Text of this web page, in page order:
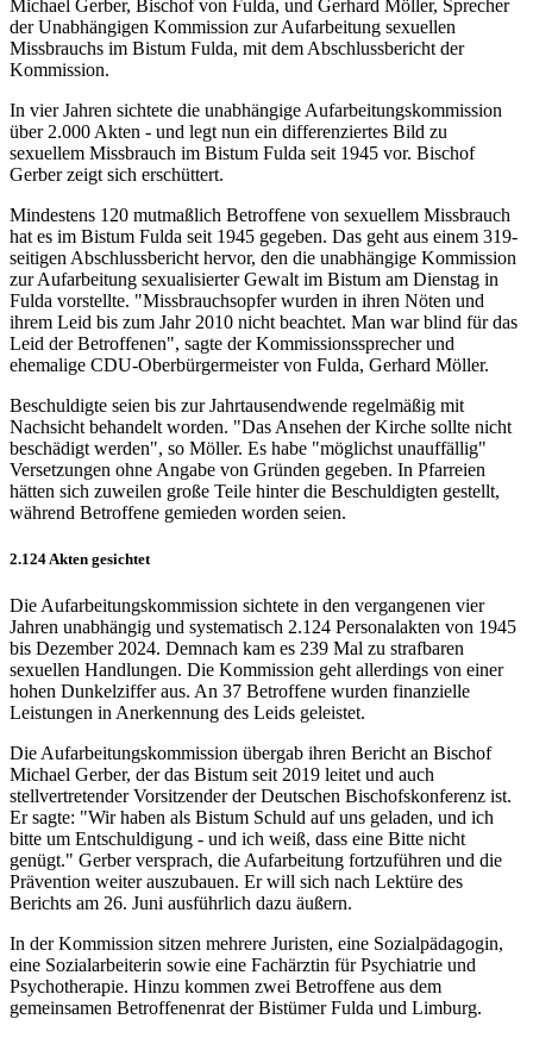
Michael Gerber, Bischof von Fulda, und Gerhard Möller, Sprecher
der Unabhängigen Kommission zur Aufarbeitung sexuellen
Missbrauchs im Bistum Fulda, mit dem Abschlussbericht der
Kommission.
In vier Jahren sichtete die unabhängige Aufarbeitungskommission
über 2.000 Akten - und legt nun ein differenziertes Bild zu
sexuellem Missbrauch im Bistum Fulda seit 1945 vor. Bischof
Gerber zeigt sich erschüttert.
Mindestens 120 mutmaßlich Betroffene von sexuellem Missbrauch
hat es im Bistum Fulda seit 1945 gegeben. Das geht aus einem 319-
seitigen Abschlussbericht hervor, den die unabhängige Kommission
zur Aufarbeitung sexualisierter Gewalt im Bistum am Dienstag in
Fulda vorstellte. "Missbrauchsopfer wurden in ihren Nöten und
ihrem Leid bis zum Jahr 2010 nicht beachtet. Man war blind für das
Leid der Betroffenen", sagte der Kommissionssprecher und
ehemalige CDU-Oberbürgermeister von Fulda, Gerhard Möller.
Beschuldigte seien bis zur Jahrtausendwende regelmäßig mit
Nachsicht behandelt worden. "Das Ansehen der Kirche sollte nicht
beschädigt werden", so Möller. Es habe "möglichst unauffällig"
Versetzungen ohne Angabe von Gründen gegeben. In Pfarreien
hätten sich zuweilen große Teile hinter die Beschuldigten gestellt,
während Betroffene gemieden worden seien.
2.124 Akten gesichtet
Die Aufarbeitungskommission sichtete in den vergangenen vier
Jahren unabhängig und systematisch 2.124 Personalakten von 1945
bis Dezember 2024. Demnach kam es 239 Mal zu strafbaren
sexuellen Handlungen. Die Kommission geht allerdings von einer
hohen Dunkelziffer aus. An 37 Betroffene wurden finanzielle
Leistungen in Anerkennung des Leids geleistet.
Die Aufarbeitungskommission übergab ihren Bericht an Bischof
Michael Gerber, der das Bistum seit 2019 leitet und auch
stellvertretender Vorsitzender der Deutschen Bischofskonferenz ist.
Er sagte: "Wir haben als Bistum Schuld auf uns geladen, und ich
bitte um Entschuldigung - und ich weiß, dass eine Bitte nicht
genügt." Gerber versprach, die Aufarbeitung fortzuführen und die
Prävention weiter auszubauen. Er will sich nach Lektüre des
Berichts am 26. Juni ausführlich dazu äußern.
In der Kommission sitzen mehrere Juristen, eine Sozialpädagogin,
eine Sozialarbeiterin sowie eine Fachärztin für Psychiatrie und
Psychotherapie. Hinzu kommen zwei Betroffene aus dem
gemeinsamen Betroffenenrat der Bistümer Fulda und Limburg.